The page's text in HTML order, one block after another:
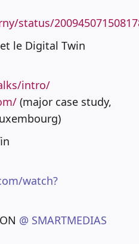
status/
le Digital Twin
intro/
(major case study,
watch?
@ SMARTMEDIAS